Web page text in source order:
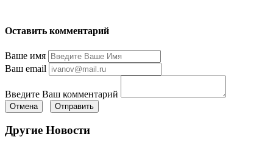
Оставить комментарий
Ваше имя
Ваш email
Введите Ваш комментарий
Отмена Отправить
Другие Новости